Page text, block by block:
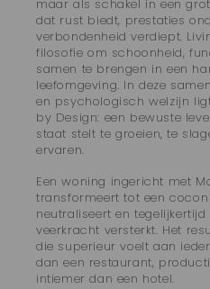
maar als schakel in een
dat rust biedt, prestaties
verbondenheid verdiept.
filosofie om schoonheid,
samen te brengen in een
leefomgeving. In deze
en psychologisch welzijn
by Design: een bewuste
staat stelt te groeien, te
ervaren.
Een woning ingericht met
transformeert tot een
neutraliseert en
veerkracht versterkt. Het
die superieur voelt aan
dan een restaurant,
intiemer dan een hotel.